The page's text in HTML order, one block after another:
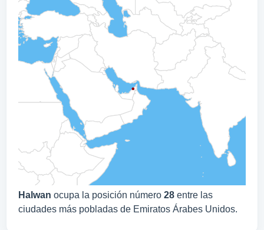
Halwan ocupa la posición número 28 entre las
ciudades más pobladas de Emiratos Árabes Unidos.